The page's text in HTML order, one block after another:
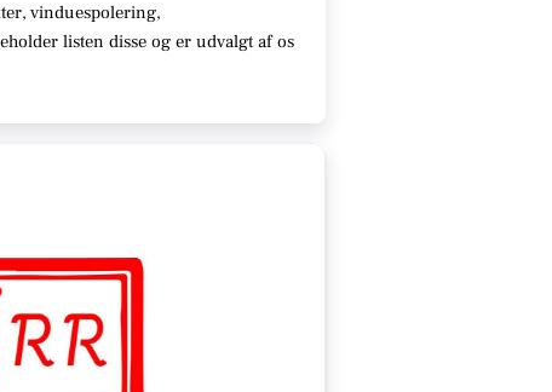
vinduespolering,
listen disse og er udvalgt af os